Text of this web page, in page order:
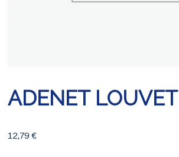
ADENET LOUVET
12,79€